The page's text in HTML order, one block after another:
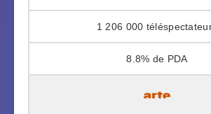
1 206 000
8.8%